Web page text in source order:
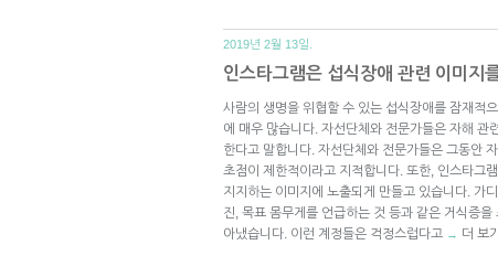
2019년 2월 13일.
인스타그램은 섭식장애 관련 이미지
사람의 생명을 위협할 수 있는 섭식장애를 잠재적
에 매우 많습니다. 자선단체와 전문가들은 자해 관
한다고 말합니다. 자선단체와 전문가들은 그동안
초점이 제한적이라고 지적합니다. 또한, 인스타그
지지하는 이미지에 노출되게 만들고 있습니다. 가
진, 목표 몸무게를 언급하는 것 등과 같은 거식증
아냈습니다. 이런 계정들은 걱정스럽다고 → 더 보기